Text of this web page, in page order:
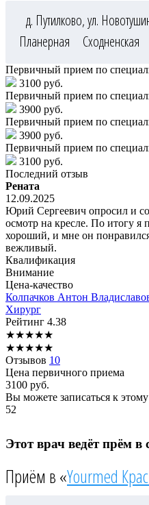
д. Путилково, ул.
Планерная
Сходненская
Первичный прием по
3100 руб.
Первичный прием по
3900 руб.
Первичный прием по
3900 руб.
Первичный прием по
3100 руб.
Последний отзыв
Рената
12.09.2025
Юрий Сергеевич опросил и
осмотр на кресле. По итогу я
хороший, и мне он
вежливый.
Квалификация
Внимание
Цена-качество
Колпачков Антон
Хирург
Рейтинг 4.38
★★★★★
★★★★★
Отзывов 10
Цена первичного приема
3100 руб.
Вы можете записаться к
52
Этот врач ведёт прём
Приём в «Yourmed